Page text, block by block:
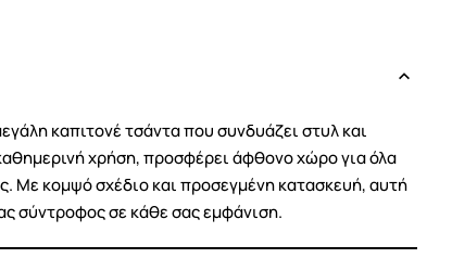
καπιτονέ τσάντα που συνδυάζει στυλ και
χρήση, προσφέρει άφθονο χώρο για όλα
Με κομψό σχέδιο και προσεγμένη κατασκευή, αυτή
σύντροφος σε κάθε σας εμφάνιση.